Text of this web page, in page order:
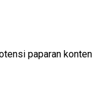
paparan konten